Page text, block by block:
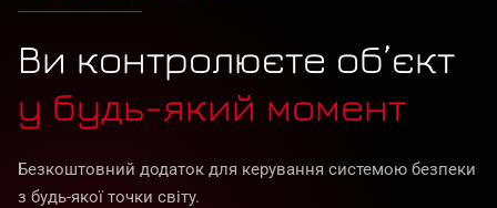
Ви контролюєте об’єкт
у будь-який момент
Безкоштовний додаток для керування системою безпеки
з будь-якої точки світу.